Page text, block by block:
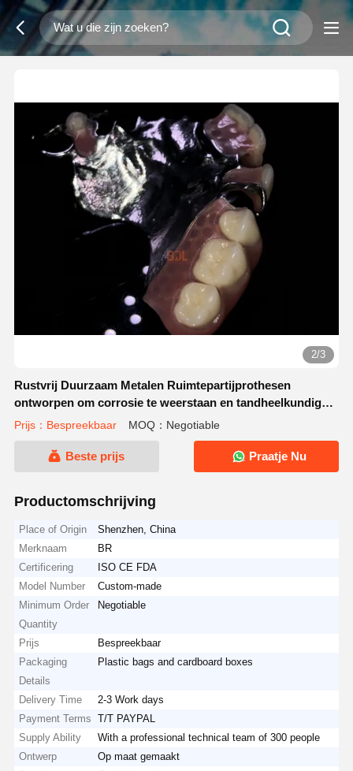
2/3
Rustvrij Duurzaam Metalen Ruimtepartijprothesen
ontworpen om corrosie te weerstaan en tandheelkundige
hersteloplossingen te bieden
Prijs：Bespreekbaar MOQ：Negotiable
Beste prijs Praatje Nu
Productomschrijving
Place of Origin
Shenzhen, China
Merknaam
BR
Certificering
ISO CE FDA
Model Number
Custom-made
Minimum Order
Quantity
Negotiable
Prijs
Bespreekbaar
Packaging
Details
Plastic bags and cardboard boxes
Delivery Time
2-3 Work days
Payment Terms
T/T PAYPAL
Supply Ability
With a professional technical team of 300 people
Ontwerp
Op maat gemaakt